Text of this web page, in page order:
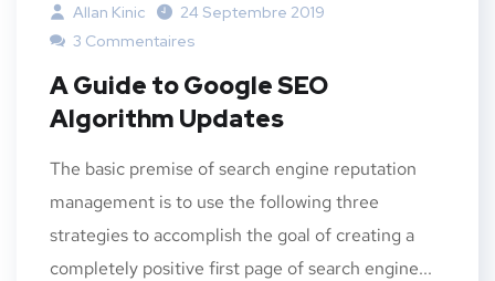
Allan Kinic
24 Septembre 2019
3 Commentaires
A Guide to Google SEO
Algorithm Updates
The basic premise of search engine reputation
management is to use the following three
strategies to accomplish the goal of creating a
completely positive first page of search engine...